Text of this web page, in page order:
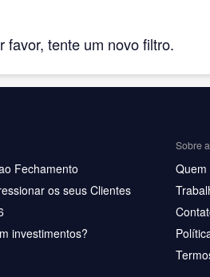
favor, tente um novo filtro.
Fechamento
os seus Clientes
investimentos?
Sobre
Quem